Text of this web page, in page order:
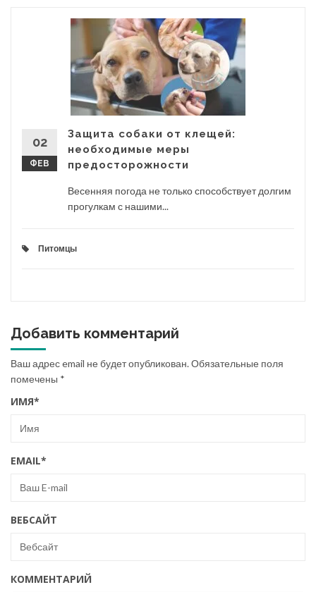
02
ФЕВ
Защита собаки от клещей:
необходимые меры
предосторожности
Весенняя погода не только способствует долгим
прогулкам с нашими...
Питомцы
Добавить комментарий
Ваш адрес email не будет опубликован.Обязательные поля
помечены *
ИМЯ*
EMAIL*
ВЕБСАЙТ
КОММЕНТАРИЙ